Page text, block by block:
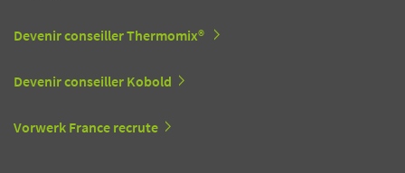
Devenir conseiller Thermomix®
Devenir conseiller Kobold
Vorwerk France recrute